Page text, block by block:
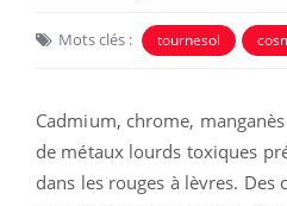
Mots clés : tournesol
Cadmium, chrome,
de métaux lourds toxiques
dans les rouges à lèvres.